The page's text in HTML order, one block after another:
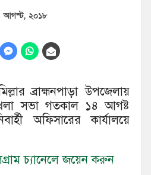
আগস্ট, ২০১৮
ব্রাহ্মনপাড়া উপজেলায়
সভা গতকাল ১৪ আগষ্ট
অফিসারের কার্যালয়ে
চ্যানেলে জয়েন করুন